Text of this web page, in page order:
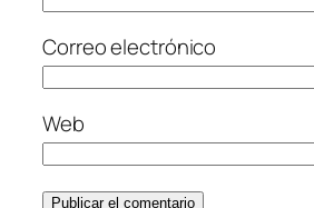
Correo electrónico
Web